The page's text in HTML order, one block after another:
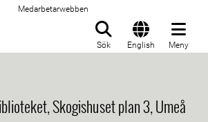
Medarbetarwebben
Sök English Meny
Skogishuset plan 3, Umeå